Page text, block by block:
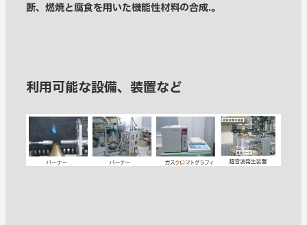
断、燃焼と腐食を用いた機能性材料の合成.。
利用可能な設備、装置など